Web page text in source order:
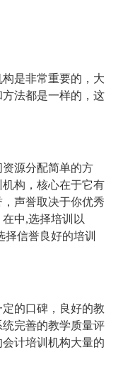
是非常重要的，大
法都是一样的，这
源分配简单的方
构，核心在于它有
声誉取决于你优秀
中,选择培训以
信誉良好的培训
的口碑，良好的教
完善的教学质量评
计培训机构大量的